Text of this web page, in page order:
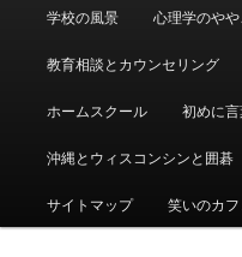
学校の風景 心理学のやや
教育相談とカウンセリング
ホームスクール 初めに
沖縄とウィスコンシンと囲碁
サイトマップ 笑いのカフ